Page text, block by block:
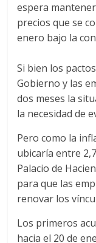
espera
precios que se
enero bajo la
Si bien los
Gobierno y las
dos meses la
la necesidad de
Pero como la
ubicaría entre
Palacio de
para que las
renovar los
Los primeros
hacia el 20 de